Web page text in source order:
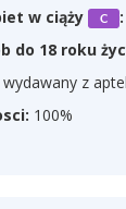
w ciąży
C :
do 18 roku
z
100%